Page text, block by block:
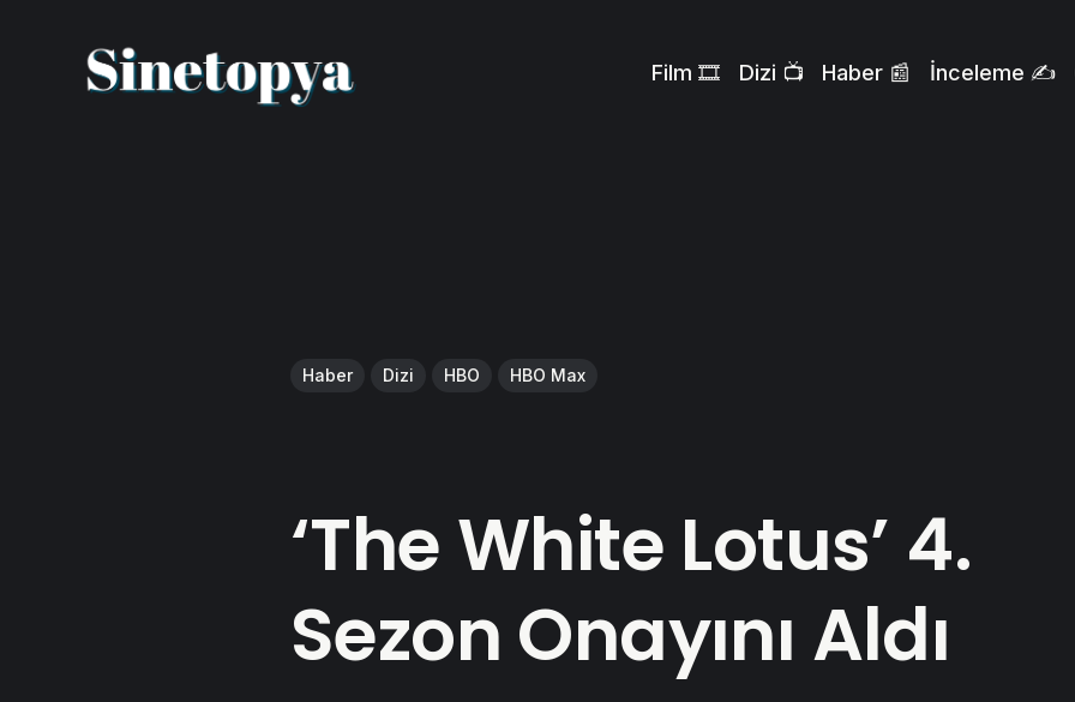
Film 🎞️ Dizi 📺 Haber 📰 İnceleme ✍️
Haber Dizi HBO HBO Max
‘The White Lotus’ 4.
Sezon Onayını Aldı